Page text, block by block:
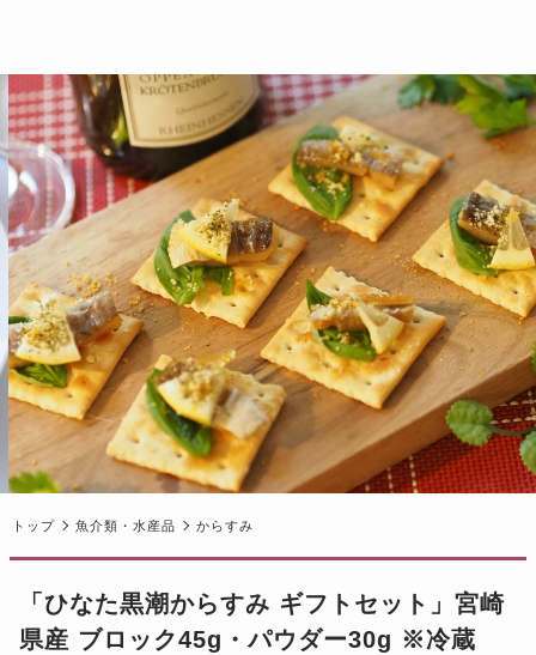
トップ 魚介類・水産品 からすみ
「ひなた黒潮からすみ ギフトセット」宮崎
県産 ブロック45g・パウダー30g ※冷蔵